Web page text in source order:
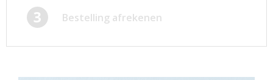
Alle producten
3 Bestelling afrekenen